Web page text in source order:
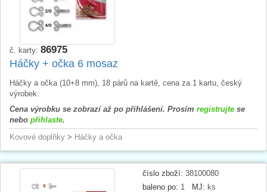
č. karty: 86975
Háčky + očka 6 mosaz
Háčky a očka (10+8 mm), 18 párů na kartě, cena za 1 kartu, český
výrobek.
Cena výrobku se zobrazí až po přihlášení. Prosím registrujte se
nebo přihlaste.
Kovové doplňky > Háčky a očka
číslo zboží: 38100080
baleno po: 1 MJ: ks